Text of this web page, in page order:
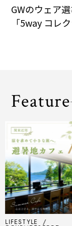
GWのウェア
「5way コレ
Feature
LIFESTYLE